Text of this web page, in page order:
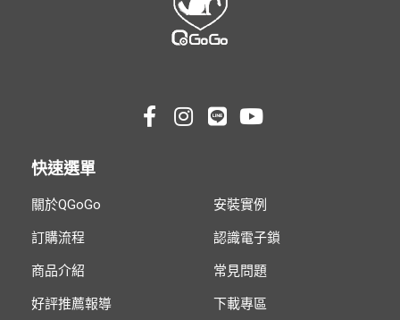
快速選單
關於QGoGo
訂購流程
商品介紹
好評推薦報導
安裝實例
認識電子鎖
常見問題
下載專區